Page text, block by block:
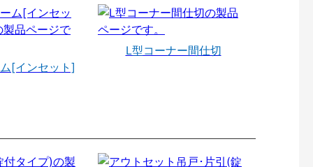
[インセット]
L型コーナー間仕切